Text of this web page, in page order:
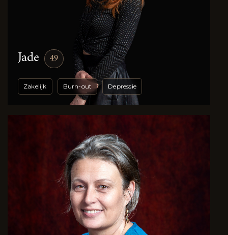
Jade 49
Zakelijk Burn-out Depressie